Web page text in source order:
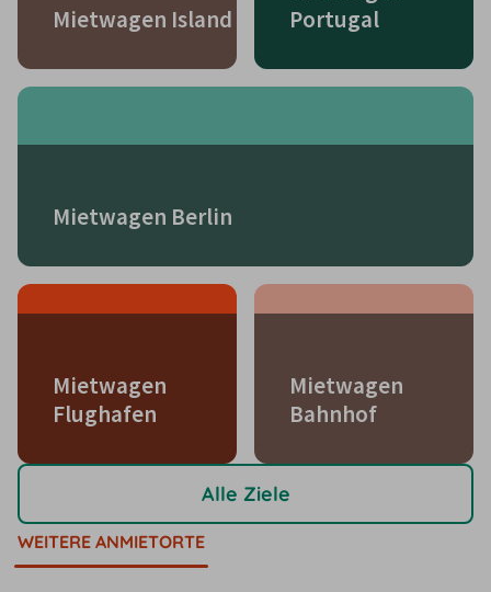
Mietwagen Island
Portugal
Mietwagen Berlin
Mietwagen
Flughafen
Mietwagen
Bahnhof
Alle Ziele
WEITERE ANMIETORTE